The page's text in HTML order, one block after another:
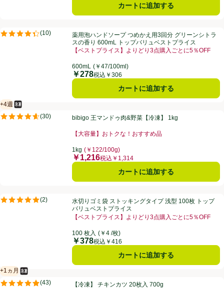
カートに追加する
薬用泡ハンドソープ つめかえ用3回分 グリーンシトラスの香り 600mL
(10)
評価は10件のレビューで5点中4.4点。薬用泡ハンドソープ つめかえ用3回分 グリーンシトラ
スの香り 600mL トップバリュベストプライス
【ベストプライス】よりどり3点購入ごとに5％OFF
600mL (￥47/100ml)
価格
￥278税込￥306
カートに追加する
bibigo 王マンドゥ肉&野菜【冷凍】 1kg
+4週
賞味・消費期限保証：4週間
冷凍食品
(30)
評価は30件のレビューで5点中4.6点。bibigo 王マンドゥ肉&野菜【冷凍】 1kg
【大容量】おトクな！おすすめ品
1kg (￥122/100g)
価格
￥1,216税込￥1,314
カートに追加する
水切りゴミ袋 ストッキングタイプ 浅型 100枚 トップバリュベストプ
(2)
評価は2件のレビューで5点中5.0点。水切りゴミ袋 ストッキングタイプ 浅型 100枚 トップ
バリュベストプライス
【ベストプライス】よりどり3点購入ごとに5％OFF
100 枚入 (￥4 /枚)
価格
￥378税込￥416
カートに追加する
【冷凍】 チキンカツ 20枚入 700g
+1ヵ月
賞味・消費期限保証：1ヵ月
冷凍食品
(43)
評価は43件のレビューで5点中4.9点。【冷凍】 チキンカツ 20枚入 700g